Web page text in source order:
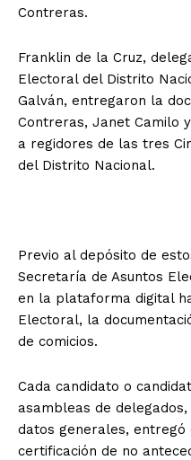
Contreras.
Franklin de la Cruz,
Electoral del Distrito
Galván, entregaron la
Contreras, Janet Camilo
a regidores de las tres
del Distrito Nacional.
Previo al depósito de
Secretaría de Asuntos
en la plataforma digital
Electoral, la
de comicios.
Cada candidato o
asambleas de
datos generales, entregó
certificación de no